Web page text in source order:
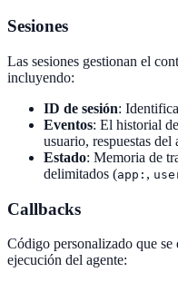
Sesiones
Las sesiones gestionan el
incluyendo:
ID de sesión:
Eventos: El historial
usuario, respuestas del
Estado: Memoria de
delimitados (app: ,
Callbacks
Código personalizado que se
ejecución del agente: